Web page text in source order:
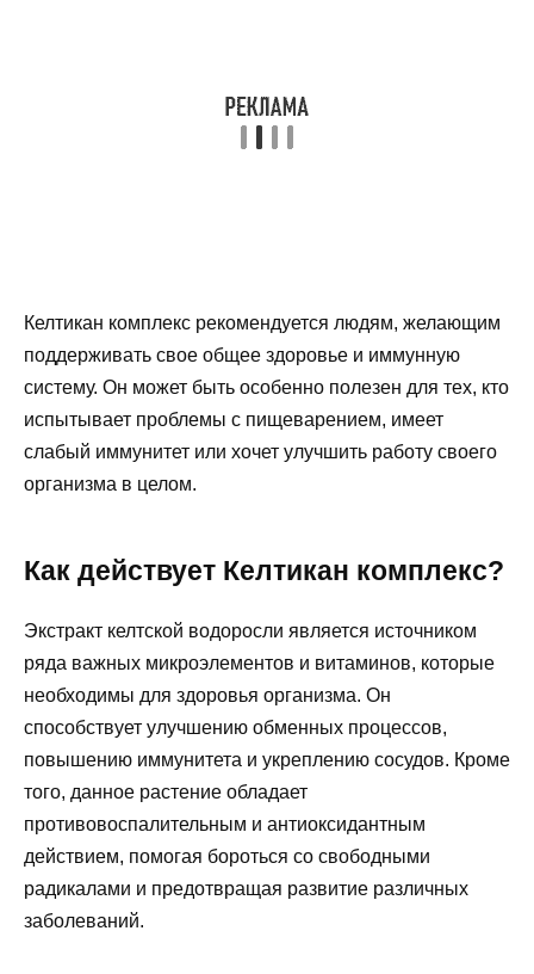
Келтикан комплекс рекомендуется людям, желающим
поддерживать свое общее здоровье и иммунную
систему. Он может быть особенно полезен для тех, кто
испытывает проблемы с пищеварением, имеет
слабый иммунитет или хочет улучшить работу своего
организма в целом.
Как действует Келтикан комплекс?
Экстракт келтской водоросли является источником
ряда важных микроэлементов и витаминов, которые
необходимы для здоровья организма. Он
способствует улучшению обменных процессов,
повышению иммунитета и укреплению сосудов. Кроме
того, данное растение обладает
противовоспалительным и антиоксидантным
действием, помогая бороться со свободными
радикалами и предотвращая развитие различных
заболеваний.